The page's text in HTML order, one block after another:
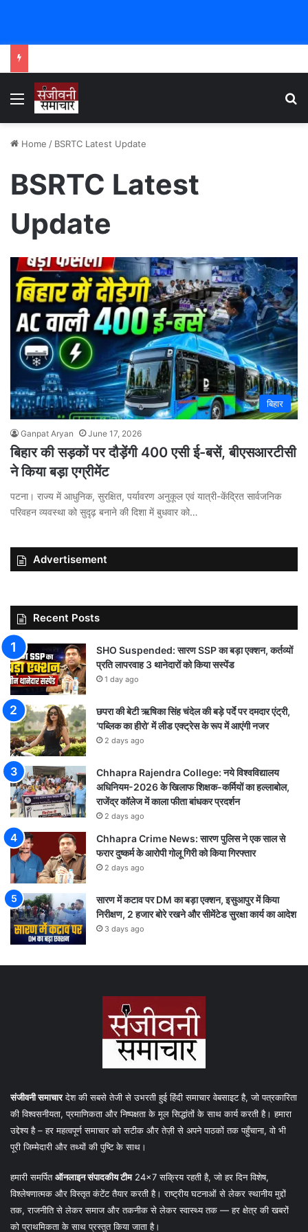
Menu
Home / BSRTC Latest Update
BSRTC Latest
Update
बिहार
Ganpat Aryan June 17, 2026
बिहार की सड़कों पर दौड़ेंगी 400 एसी ई-बसें, बीएसआरटीसी
ने किया बड़ा एग्रीमेंट
पटना। राज्य में आधुनिक, सुरक्षित, पर्यावरण अनुकूल एवं यात्री-केंद्रित सार्वजनिक
परिवहन व्यवस्था को सुदृढ़ बनाने की दिशा में बुधवार को…
Advertisement
Recent Posts
SHO Suspended: सारण SSP का बड़ा एक्शन, कर्तव्यों
प्रति लापरवाह 3 थानेदारों को किया सस्पेंड
1 day ago
छपरा की बेटी ऋषिका सिंह चंदेल की बड़े पर्दे पर दमदार एंट्री,
‘पब्लिक का हीरो’ में लीड एक्ट्रेस के रूप में आएंगी नजर
2 days ago
Chhapra Rajendra College: नये विश्वविद्यालय
अधिनियम-2026 के खिलाफ शिक्षक-कर्मियों का हल्लाबोल,
राजेंद्र कॉलेज में काला फीता बांधकर प्रदर्शन
2 days ago
Chhapra Crime News: सारण पुलिस ने एक साल से
फरार दुष्कर्म के आरोपी गोलू गिरी को किया गिरफ्तार
2 days ago
सारण में कटाव पर DM का बड़ा एक्शन, इसुआपुर में किया
निरीक्षण, 2 हजार बोरे रखने और सीमेंटेड सुरक्षा कार्य का आदेश
3 days ago
संजीवनी समाचारदेश की सबसे तेजी से उभरती हुई हिंदी समाचार वेबसाइट है, जो पत्रकारिता
की विश्वसनीयता, प्रमाणिकता और निष्पक्षता के मूल सिद्धांतों के साथ कार्य करती है। हमारा
उद्देश्य है – हर महत्वपूर्ण समाचार को सटीक और तेज़ी से अपने पाठकों तक पहुँचाना, वो भी
पूरी जिम्मेदारी और तथ्यों की पुष्टि के साथ।
हमारी समर्पितऑनलाइन संपादकीय टीम24×7 सक्रिय रहती है, जो हर दिन विशेष,
विश्लेषणात्मक और विस्तृत कंटेंट तैयार करती है। राष्ट्रीय घटनाओं से लेकर स्थानीय मुद्दों
तक, राजनीति से लेकर समाज और तकनीक से लेकर स्वास्थ्य तक — हर क्षेत्र की खबरों
को प्राथमिकता के साथ प्रस्तुत किया जाता है।